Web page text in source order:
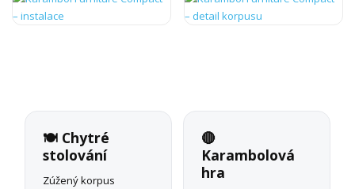
🍽️ Chytré
stolování
Zúžený korpus
🔴
Karambolová
hra